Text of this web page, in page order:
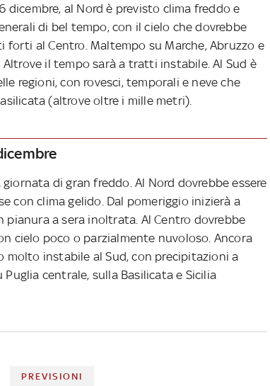
dicembre, al Nord è previsto clima freddo e
di bel tempo, con il cielo che dovrebbe
forti al Centro. Maltempo su Marche, Abruzzo e
Altrove il tempo sarà a tratti instabile. Al Sud è
regioni, con rovesci, temporali e neve che
(altrove oltre i mille metri).
di gran freddo. Al Nord dovrebbe essere
con clima gelido. Dal pomeriggio inizierà a
pianura a sera inoltrata. Al Centro dovrebbe
cielo poco o parzialmente nuvoloso. Ancora
molto instabile al Sud, con precipitazioni a
centrale, sulla Basilicata e Sicilia
PREVISIONI